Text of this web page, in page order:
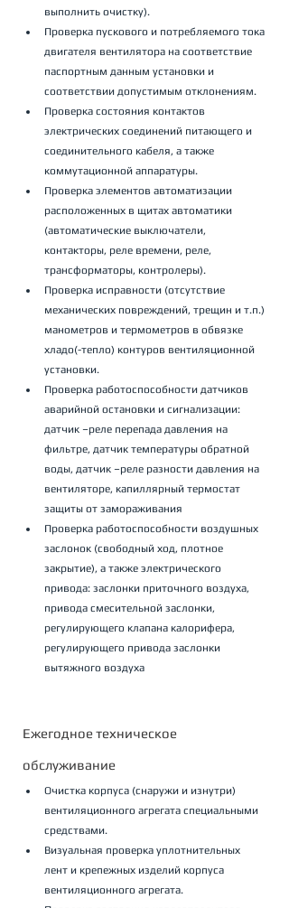
выполнить очистку).
Проверка пускового и потребляемого тока
двигателя вентилятора на соответствие
паспортным данным установки и
соответствии допустимым отклонениям.
Проверка состояния контактов
электрических соединений питающего и
соединительного кабеля, а также
коммутационной аппаратуры.
Проверка элементов автоматизации
расположенных в щитах автоматики
(автоматические выключатели,
контакторы, реле времени, реле,
трансформаторы, контролеры).
Проверка исправности (отсутствие
механических повреждений, трещин и т.п.)
манометров и термометров в обвязке
хладо(-тепло) контуров вентиляционной
установки.
Проверка работоспособности датчиков
аварийной остановки и сигнализации:
датчик –реле перепада давления на
фильтре, датчик температуры обратной
воды, датчик –реле разности давления на
вентиляторе, капиллярный термостат
защиты от замораживания
Проверка работоспособности воздушных
заслонок (свободный ход, плотное
закрытие), а также электрического
привода: заслонки приточного воздуха,
привода смесительной заслонки,
регулирующего клапана калорифера,
регулирующего привода заслонки
вытяжного воздуха
Ежегодное техническое
обслуживание
Очистка корпуса (снаружи и изнутри)
вентиляционного агрегата специальными
средствами.
Визуальная проверка уплотнительных
лент и крепежных изделий корпуса
вентиляционного агрегата.